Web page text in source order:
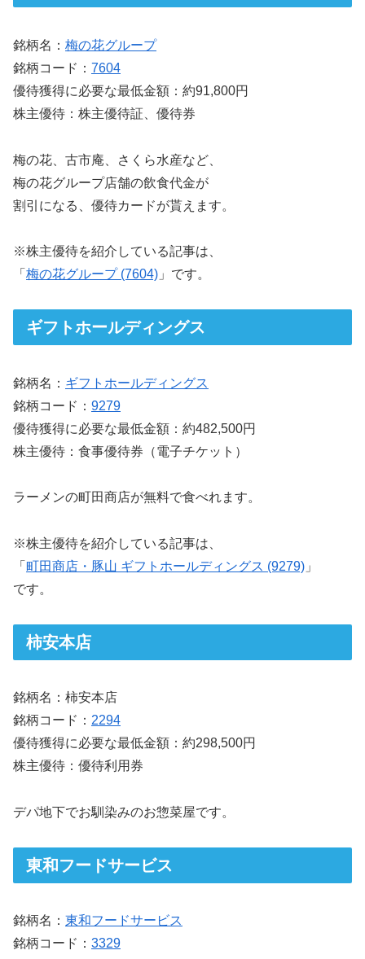
銘柄名： 梅の花グループ
銘柄コード： 7604
優待獲得に必要な最低金額：約91,800円
株主優待：株主優待証、優待券
梅の花、古市庵、さくら水産など、
梅の花グループ店舗の飲食代金が
割引になる、優待カードが貰えます。
※株主優待を紹介している記事は、
「 梅の花グループ (7604) 」です。
ギフトホールディングス
銘柄名： ギフトホールディングス
銘柄コード： 9279
優待獲得に必要な最低金額：約482,500円
株主優待：食事優待券（電子チケット）
ラーメンの町田商店が無料で食べれます。
※株主優待を紹介している記事は、
「 町田商店・豚山 ギフトホールディングス (9279) 」
です。
柿安本店
銘柄名：柿安本店
銘柄コード： 2294
優待獲得に必要な最低金額：約298,500円
株主優待：優待利用券
デパ地下でお馴染みのお惣菜屋です。
東和フードサービス
銘柄名： 東和フードサービス
銘柄コード： 3329